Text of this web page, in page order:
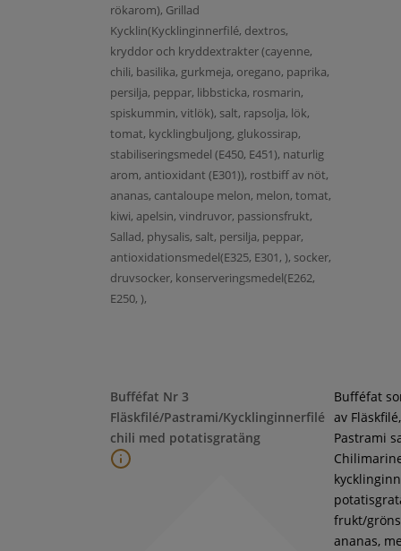
rökarom), Grillad
Kycklin(Kycklinginnerfilé, dextros,
kryddor och kryddextrakter (cayenne,
chili, basilika, gurkmeja, oregano, paprika,
persilja, peppar, libbsticka, rosmarin,
spiskummin, vitlök), salt, rapsolja, lök,
tomat, kycklingbuljong, glukossirap,
stabiliseringsmedel (E450, E451), naturlig
arom, antioxidant (E301)), rostbiff av nöt,
ananas, cantaloupe melon, melon, tomat,
kiwi, apelsin, vindruvor, passionsfrukt,
Sallad, physalis, salt, persilja, peppar,
antioxidationsmedel(E325, E301, ), socker,
druvsocker, konserveringsmedel(E262,
E250, ),
Bufféfat Nr 3
Fläskfilé/Pastrami/Kycklinginnerfilé
chili med potatisgratäng
Bufféfat
av Fläskfilé,
Pastrami
frukt/
ananas,